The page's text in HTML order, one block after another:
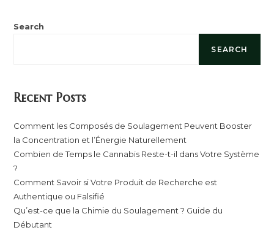
Search
SEARCH
Recent Posts
Comment les Composés de Soulagement Peuvent Booster
la Concentration et l’Énergie Naturellement
Combien de Temps le Cannabis Reste-t-il dans Votre Système
?
Comment Savoir si Votre Produit de Recherche est
Authentique ou Falsifié
Qu’est-ce que la Chimie du Soulagement ? Guide du
Débutant